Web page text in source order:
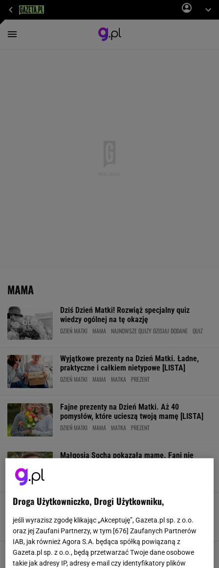
MAMA
Dziś Dzień Matki! Rozwiąż specjalny quiz
wiedzy ogólnej na tę okazję
DZIEŃ MATKI MAMA NAJNOWSZE QUIZY DZISIAJ DODANE QUIZ
Wyjątkowe prezenty na Dzień Matki. Ładne,
praktyczne i całkiem nietypowe [LISTA]
DZIEŃ MATKI MAMA MATKA PREZENT
Fajne prezenty na Dzień Matki. Aż 40
pomysłów, które ucieszą twoją mamę [LISTA]
DZIEŃ MATKI MAMA MATKA PREZENT
Małgosia Socha pokazała mamę. Fani nie
Śmieszne życzenia na Dzień Mamy. Dodaj do
DZIEŃ MATKI MAMA WIERSZYKI ŻYCZENIA
Piękne życzenia na Dzień Matki. Tak sprawisz,
że nawet słowa będą dla niej wyjątkowe
Droga Użytkowniczko, Drogi Użytkowniku,
jeśli wyrazisz zgodę klikając „Akceptuję”, Gazeta.pl sp. z o.o.
oraz jej Zaufani Partnerzy, w tym [ 676 ] Zaufanych Partnerów
IAB, jak również Agora S.A. będąca spółką powiązaną z
Gazeta.pl sp. z o.o., będą przetwarzać Twoje dane osobowe
takie jak adresy IP, adresy e-mail czy identyfikatory plików